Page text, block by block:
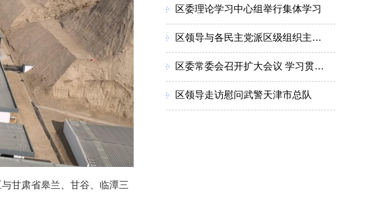
甘肃省皋兰、甘谷、临潭三
区委理论学习中心组举行集体学习
区领导与各民主党派区级组织主委新一届领导班子集体座谈
区委常委会召开扩大会议 学习贯彻习近平总书记重要讲话精神 分析上半年经济形势研究部署下一步工作
区领导走访慰问武警天津市总队